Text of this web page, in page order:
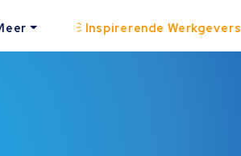
Inspirerende Werkgevers